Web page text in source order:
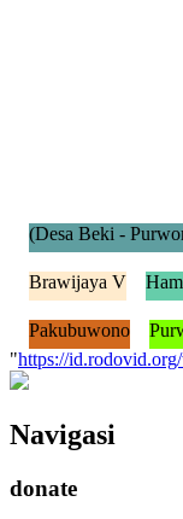
(Desa Beki -
Brawijaya V
Pakubuwono
"https://
Navigasi
donate